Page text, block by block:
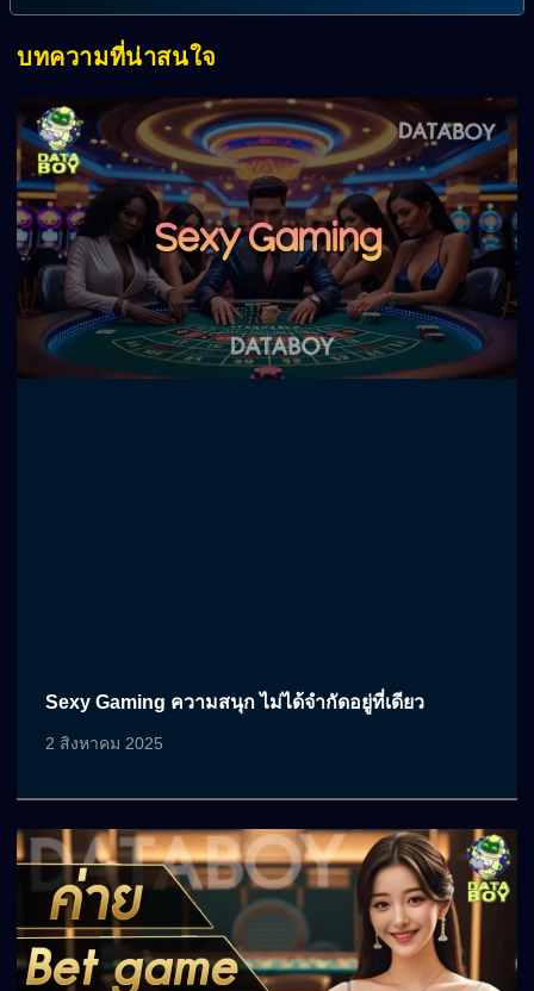
บทความที่น่าสนใจ
Sexy Gaming ความสนุก ไม่ได้จำกัดอยู่ที่เดียว
2 สิงหาคม 2025